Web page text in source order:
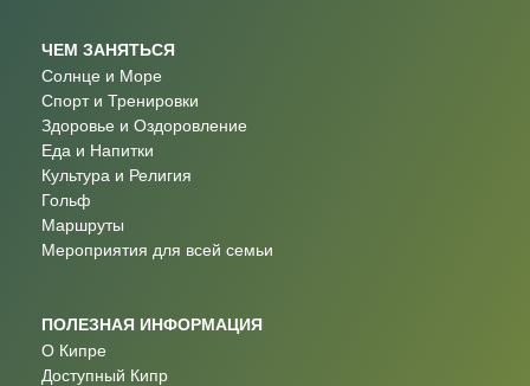
ЧЕМ ЗАНЯТЬСЯ
Солнце и Море
Спорт и Тренировки
Здоровье и Оздоровление
Еда и Напитки
Культура и Религия
Гольф
Маршруты
Мероприятия для всей семьи
ПОЛЕЗНАЯ ИНФОРМАЦИЯ
О Кипре
Доступный Кипр